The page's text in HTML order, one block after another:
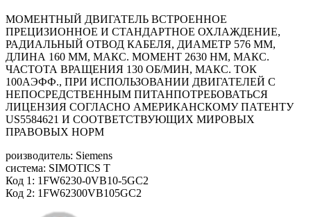
МОМЕНТНЫЙ ДВИГАТЕЛЬ ВСТРОЕННОЕ
ПРЕЦИЗИОННОЕ И СТАНДАРТНОЕ ОХЛАЖДЕНИЕ,
РАДИАЛЬНЫЙ ОТВОД КАБЕЛЯ, ДИАМЕТР 576 ММ,
ДЛИНА 160 ММ, МАКС. МОМЕНТ 2630 HM, МАКС.
ЧАСТОТА ВРАЩЕНИЯ 130 ОБ/MИН, МАКС. ТОК
100АЭФФ., ПРИ ИСПОЛЬЗОВАНИИ ДВИГАТЕЛЕЙ С
НЕПОСРЕДСТВЕННЫМ ПИТАНПОТРЕБОВАТЬСЯ
ЛИЦЕНЗИЯ СОГЛАСНО АМЕРИКАНСКОМУ ПАТЕНТУ
US5584621 И СООТВЕТСТВУЮЩИХ МИРОВЫХ
ПРАВОВЫХ НОРМ
роизводитель: Siemens
система: SIMOTICS T
Код 1: 1FW6230-0VB10-5GC2
Код 2: 1FW62300VB105GC2